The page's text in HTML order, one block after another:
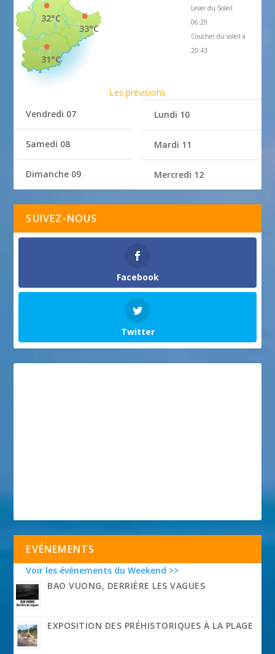
33°C
32°C
31°C
Lever du Soleil
06:29
Coucher du soleil à
20:43
Les prévisions
Vendredi 07
Samedi 08
Dimanche 09
Lundi 10
Mardi 11
Mercredi 12
SUIVEZ-NOUS
Facebook
Twitter
EVÉNEMENTS
Voir les événements du Weekend >>
BAO VUONG, DERRIÈRE LES VAGUES
EXPOSITION DES PRÉHISTORIQUES À LA PLAGE